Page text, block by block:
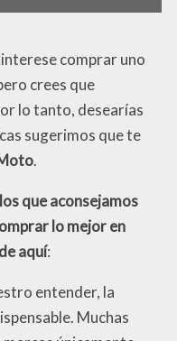
comprar uno
crees que
lo tanto, desearías
sugerimos que te
.
que aconsejamos
lo mejor en
aquí:
entender, la
Muchas